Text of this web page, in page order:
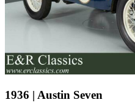
1936 | Austin Seven